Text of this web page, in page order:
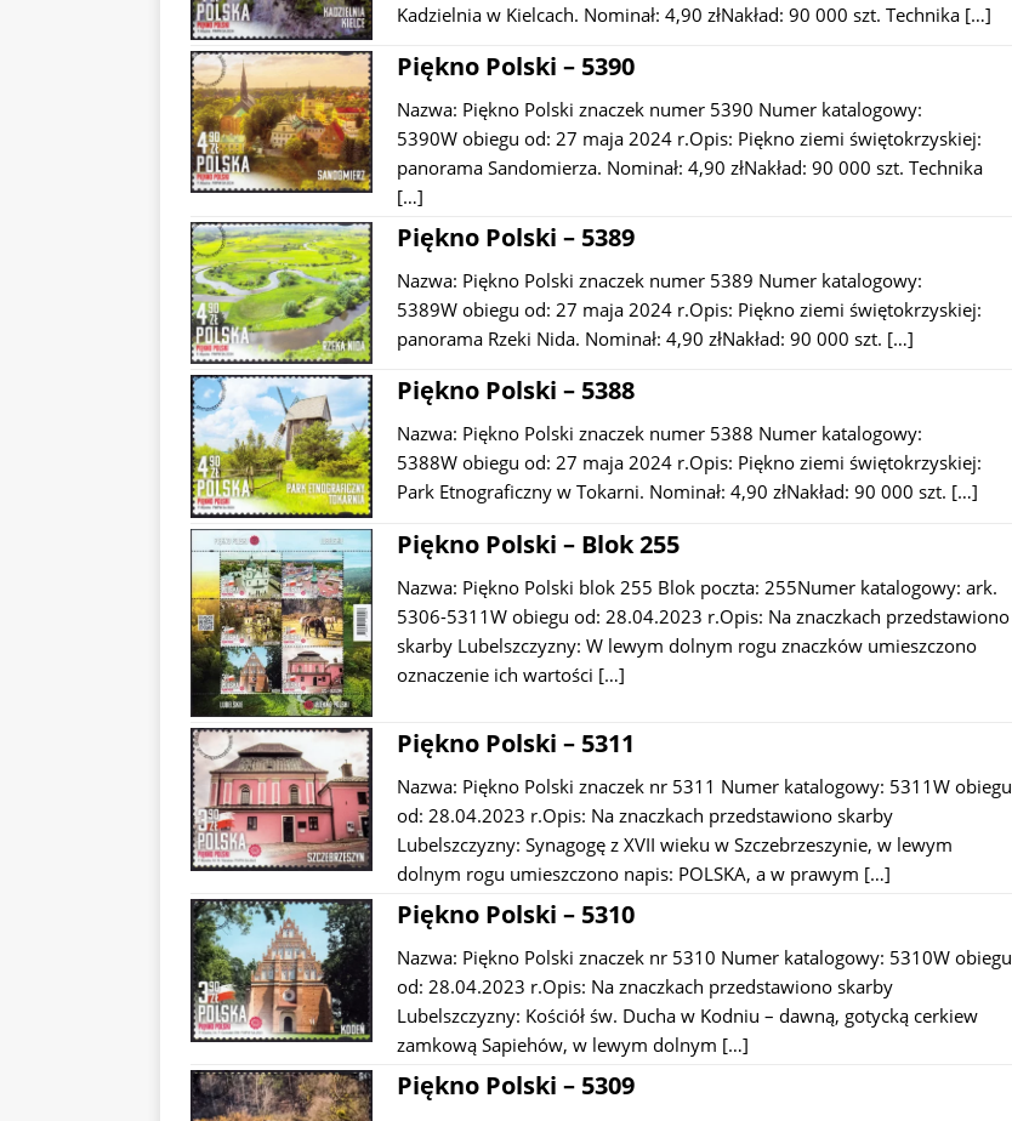
Kadzielnia w Kielcach. Nominał: 4,90 złNakład: 90 000 szt. Technika […]
Piękno Polski – 5390
Nazwa: Piękno Polski znaczek numer 5390 Numer katalogowy:
5390W obiegu od: 27 maja 2024 r.Opis: Piękno ziemi świętokrzyskiej:
panorama Sandomierza. Nominał: 4,90 złNakład: 90 000 szt. Technika
[…]
Piękno Polski – 5389
Nazwa: Piękno Polski znaczek numer 5389 Numer katalogowy:
5389W obiegu od: 27 maja 2024 r.Opis: Piękno ziemi świętokrzyskiej:
panorama Rzeki Nida. Nominał: 4,90 złNakład: 90 000 szt. […]
Piękno Polski – 5388
Nazwa: Piękno Polski znaczek numer 5388 Numer katalogowy:
5388W obiegu od: 27 maja 2024 r.Opis: Piękno ziemi świętokrzyskiej:
Park Etnograficzny w Tokarni. Nominał: 4,90 złNakład: 90 000 szt. […]
Piękno Polski – Blok 255
Nazwa: Piękno Polski blok 255 Blok poczta: 255Numer katalogowy: ark.
5306-5311W obiegu od: 28.04.2023 r.Opis: Na znaczkach przedstawiono
skarby Lubelszczyzny: W lewym dolnym rogu znaczków umieszczono
oznaczenie ich wartości […]
Piękno Polski – 5311
Nazwa: Piękno Polski znaczek nr 5311 Numer katalogowy: 5311W obiegu
od: 28.04.2023 r.Opis: Na znaczkach przedstawiono skarby
Lubelszczyzny: Synagogę z XVII wieku w Szczebrzeszynie, w lewym
dolnym rogu umieszczono napis: POLSKA, a w prawym […]
Piękno Polski – 5310
Nazwa: Piękno Polski znaczek nr 5310 Numer katalogowy: 5310W obiegu
od: 28.04.2023 r.Opis: Na znaczkach przedstawiono skarby
Lubelszczyzny: Kościół św. Ducha w Kodniu – dawną, gotycką cerkiew
zamkową Sapiehów, w lewym dolnym […]
Piękno Polski – 5309